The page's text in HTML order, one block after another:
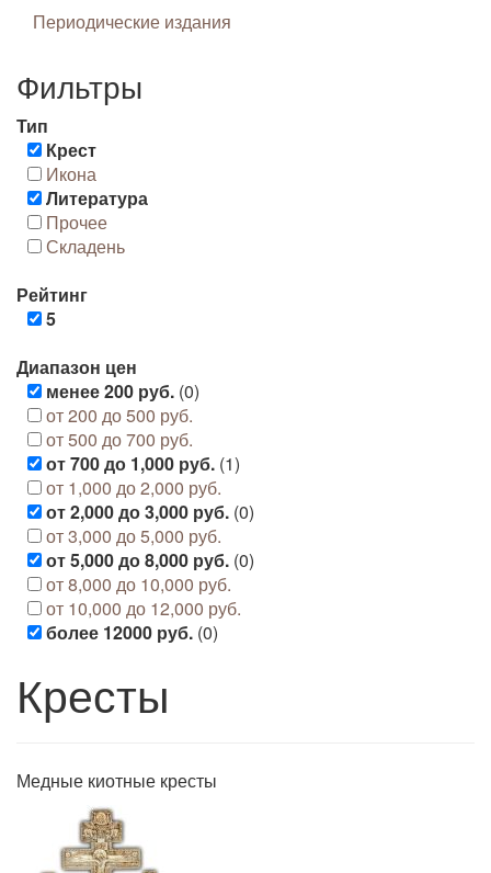
Периодические издания
Фильтры
Тип
Крест
Икона
Литература
Прочее
Складень
Рейтинг
5
Диапазон цен
менее 200 руб. (0)
от 200 до 500 руб.
от 500 до 700 руб.
от 700 до 1,000 руб. (1)
от 1,000 до 2,000 руб.
от 2,000 до 3,000 руб. (0)
от 3,000 до 5,000 руб.
от 5,000 до 8,000 руб. (0)
от 8,000 до 10,000 руб.
от 10,000 до 12,000 руб.
более 12000 руб. (0)
Кресты
Медные киотные кресты